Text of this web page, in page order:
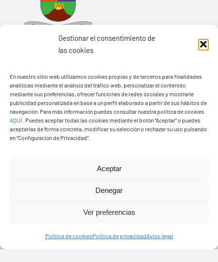
Gestionar el consentimiento de
las cookies
En nuestro sitio web utilizamos cookies propias y de terceros para finalidades
analíticas mediante el análisis del tráfico web, personalizar el contenido
mediante sus preferencias, ofrecer funciones de redes sociales y mostrarle
publicidad personalizada en base a un perfil elaborado a partir de sus hábitos de
navegación. Para más información puedes consultar nuestra política de cookies
AQUÍ
Puedes aceptar todas las cookies mediante el botón “Aceptar” o puedes
aceptarlas de forma concreta, modificar su selección o rechazar su uso pulsando
en “Configuración de Privacidad”.
Aceptar
Denegar
Ver preferencias
Política de cookiesPolítica de privacidadAviso legal
Ayuntamiento de Yaiza
Pza. de Los Remedios, 1
35570 – Yaiza
Tel:928 83 62 20
© Copyright2026 Ayuntamiento de Yaiza - Todos los